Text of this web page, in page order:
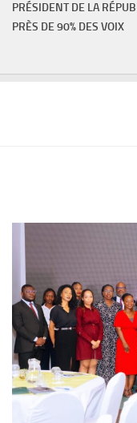
PRÉSIDENT DE LA
PRÈS DE 90% DES VOIX